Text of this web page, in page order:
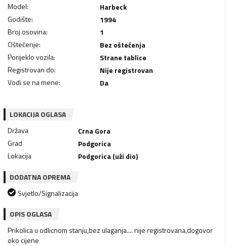
Model:
Harbeck
Godište:
1994
Broj osovina:
1
Oštećenje:
Bez oštećenja
Porijeklo vozila:
Strane tablice
Registrovan do:
Nije registrovan
Vodi se na mene: Da
LOKACIJA OGLASA
Država
Crna Gora
Grad
Podgorica
Lokacija
Podgorica (uži dio)
DODATNA OPREMA
Svjetlo/Signalizacija
OPIS OGLASA
Prikolica u odlicnom stanju,bez ulaganja.... nije registrovana,dogovor
oko cijene